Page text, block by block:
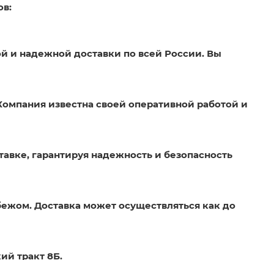
и надежной доставки по всей России. Вы
известна своей оперативной работой и
гарантируя надежность и безопасность
Доставка может осуществляться как до
тракт 8Б.